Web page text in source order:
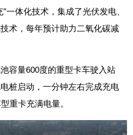
一体化技术，集成了光伏发电、
术，每年预计助力二氧化碳减
容量600度的重型卡车驶入站
桩启动，一分钟左右完成充电
重卡充满电量。